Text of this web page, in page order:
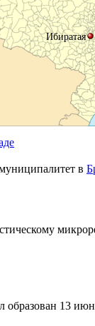
Ибиратая
в
13